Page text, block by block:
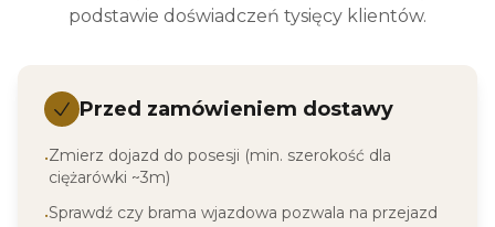
podstawie doświadczeń tysięcy klientów.
Przed zamówieniem dostawy
•Zmierz dojazd do posesji (min. szerokość dla
ciężarówki ~3m)
•Sprawdź czy brama wjazdowa pozwala na przejazd